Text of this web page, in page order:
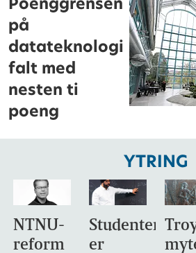
på
datateknologi
falt med
nesten ti
poeng
YTRING
NTNU-
reform
Studentene
er